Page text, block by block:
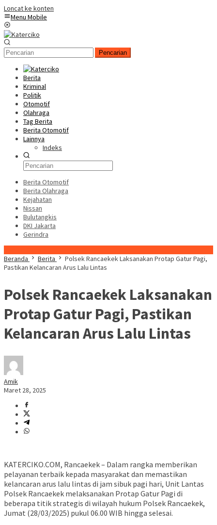
Loncat ke konten
Menu Mobile
Pencarian
Berita
Kriminal
Politik
Otomotif
Olahraga
Tag Berita
Berita Otomotif
Lainnya
Indeks
Berita Otomotif
Berita Olahraga
Kejahatan
Nissan
Bulutangkis
DKI Jakarta
Gerindra
Beranda
Berita
Polsek Rancaekek Laksanakan Protap Gatur Pagi,
Pastikan Kelancaran Arus Lalu Lintas
Polsek Rancaekek Laksanakan
Protap Gatur Pagi, Pastikan
Kelancaran Arus Lalu Lintas
Amik
Maret 28, 2025
KATERCIKO.COM, Rancaekek – Dalam rangka memberikan
pelayanan terbaik kepada masyarakat dan memastikan
kelancaran arus lalu lintas di jam sibuk pagi hari, Unit Lantas
Polsek Rancaekek melaksanakan Protap Gatur Pagi di
beberapa titik strategis di wilayah hukum Polsek Rancaekek,
Jumat (28/03/2025) pukul 06.00 WIB hingga selesai.